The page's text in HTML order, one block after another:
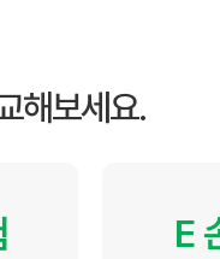
해보세요.
손해보험